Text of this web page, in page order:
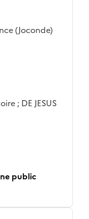
(Joconde)
; DE JESUS
public